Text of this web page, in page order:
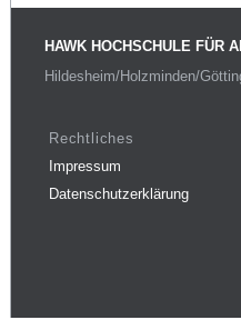
HAWK HOCHSCHULE FÜR
Hildesheim/Holzminden/
Rechtliches
Impressum
Datenschutzerklärung